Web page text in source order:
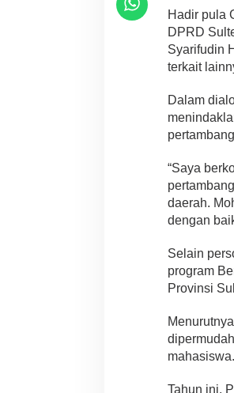
Hadir pula
DPRD
Syarifudin
terkait
Dalam
“Saya
daerah.
dengan
Selain
program
Provinsi
mahasiswa.
Tahun ini,